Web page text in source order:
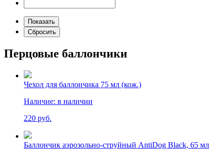
Перцовые баллончики
Чехол для баллончика 75 мл (кож.)
Наличие: в наличии
220 руб.
Баллончик аэрозольно-струйный AntiDog Black, 65 мл